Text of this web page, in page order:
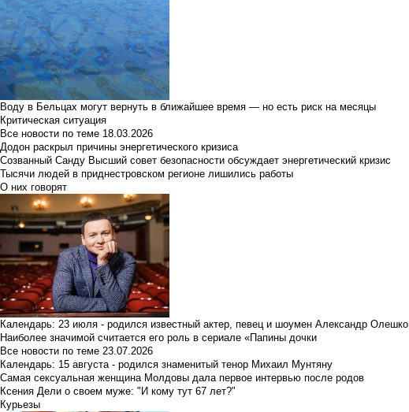
Воду в Бельцах могут вернуть в ближайшее время — но есть риск на месяцы
Критическая ситуация
Все новости по теме 18.03.2026
Додон раскрыл причины энергетического кризиса
Созванный Санду Высший совет безопасности обсуждает энергетический кризис
Тысячи людей в приднестровском регионе лишились работы
О них говорят
Календарь: 23 июля - родился известный актер, певец и шоумен Александр Олешко
Наиболее значимой считается его роль в сериале «Папины дочки
Все новости по теме 23.07.2026
Календарь: 15 августа - родился знаменитый тенор Михаил Мунтяну
Самая сексуальная женщина Молдовы дала первое интервью после родов
Ксения Дели о своем муже: "И кому тут 67 лет?"
Курьезы